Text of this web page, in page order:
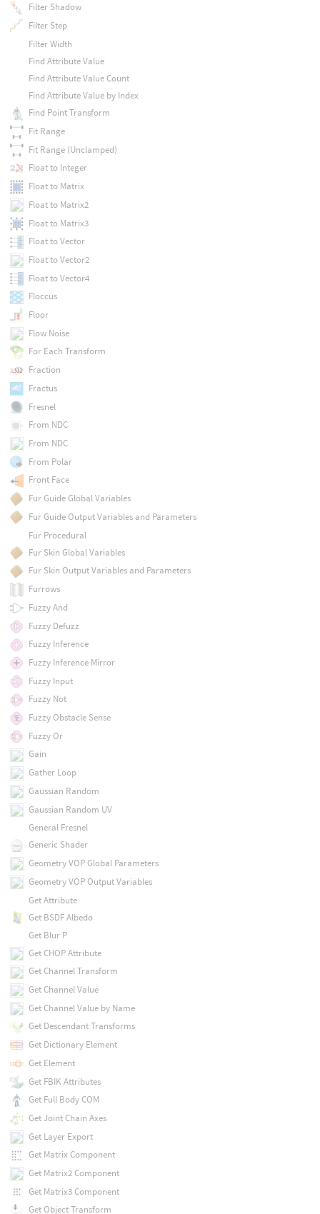
Filter Shadow
Filter Step
Filter Width
Find Attribute Value
Find Attribute Value Count
Find Attribute Value by Index
Find Point Transform
Fit Range
Fit Range (Unclamped)
Float to Integer
Float to Matrix
Float to Matrix2
Float to Matrix3
Float to Vector
Float to Vector2
Float to Vector4
Floccus
Floor
Flow Noise
For Each Transform
Fraction
Fractus
Fresnel
From NDC
From NDC
From Polar
Front Face
Fur Guide Global Variables
Fur Guide Output Variables and Parameters
Fur Procedural
Fur Skin Global Variables
Fur Skin Output Variables and Parameters
Furrows
Fuzzy And
Fuzzy Defuzz
Fuzzy Inference
Fuzzy Inference Mirror
Fuzzy Input
Fuzzy Not
Fuzzy Obstacle Sense
Fuzzy Or
Gain
Gather Loop
Gaussian Random
Gaussian Random UV
General Fresnel
Generic Shader
Geometry VOP Global Parameters
Geometry VOP Output Variables
Get Attribute
Get BSDF Albedo
Get Blur P
Get CHOP Attribute
Get Channel Transform
Get Channel Value
Get Channel Value by Name
Get Descendant Transforms
Get Dictionary Element
Get Element
Get FBIK Attributes
Get Full Body COM
Get Joint Chain Axes
Get Layer Export
Get Matrix Component
Get Matrix2 Component
Get Matrix3 Component
Get Object Transform